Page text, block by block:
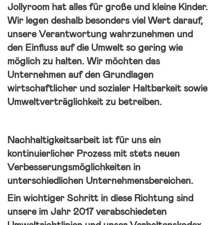
Jollyroom hat alles für große und kleine Kinder.
Wir legen deshalb besonders viel Wert darauf,
unsere Verantwortung wahrzunehmen und
den Einfluss auf die Umwelt so gering wie
möglich zu halten. Wir möchten das
Unternehmen auf den Grundlagen
wirtschaftlicher und sozialer Haltbarkeit sowie
Umweltverträglichkeit zu betreiben.
Nachhaltigkeitsarbeit ist für uns ein
kontinuierlicher Prozess mit stets neuen
Verbesserungsmöglichkeiten in
unterschiedlichen Unternehmensbereichen.
Ein wichtiger Schritt in diese Richtung sind
unsere im Jahr 2017 verabschiedeten